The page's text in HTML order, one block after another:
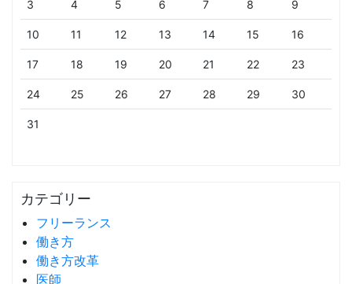
3 4 5 6 7 8 9
10 11 12 13 14 15 16
17 18 19 20 21 22 23
24 25 26 27 28 29 30
31
カテゴリー
フリーランス
働き方
働き方改革
医師